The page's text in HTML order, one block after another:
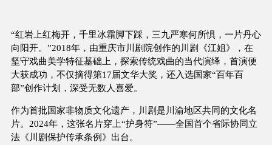
“红岩上红梅开，千里冰霜脚下踩，三九严寒何所惧，一片丹心
向阳开。”2018年，由重庆市川剧院创作的川剧《江姐》，在
坚守戏曲美学特征基础上，探索传统戏曲的当代演绎，首演便
大获成功，不仅摘得第17届文华大奖，还入选国家“百年百
部”创作计划，深受无数人喜爱。
作为首批国家非物质文化遗产，川剧是川渝地区共同的文化名
片。2024年，这张名片穿上“护身符”——全国首个省际协同立
法《川剧保护传承条例》出台。